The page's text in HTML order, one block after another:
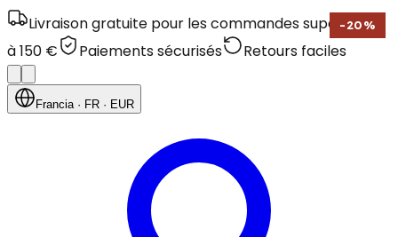
Livraison gratuite pour les commandes supérieures
à 150 €
Paiements sécurisés Retours faciles
Francia· FR · EUR
- 20 %